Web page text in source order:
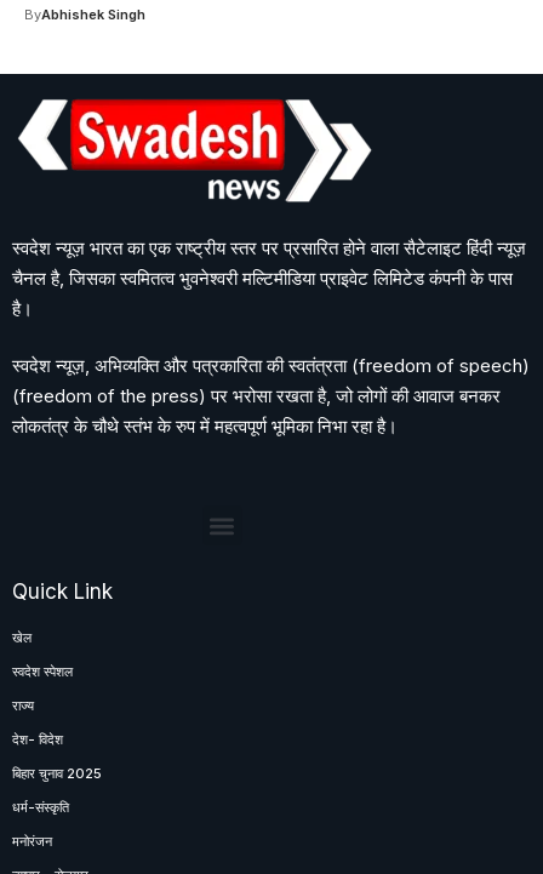
ByAbhishek Singh
स्वदेश न्यूज़ भारत का एक राष्ट्रीय स्तर पर प्रसारित होने वाला सैटेलाइट हिंदी न्यूज़
चैनल है, जिसका स्वमितत्व भुवनेश्वरी मल्टिमीडिया प्राइवेट लिमिटेड कंपनी के पास
है।
स्वदेश न्यूज़, अभिव्यक्ति और पत्रकारिता की स्वतंत्रता (freedom of speech)
(freedom of the press) पर भरोसा रखता है, जो लोगों की आवाज बनकर
लोकतंत्र के चौथे स्तंभ के रुप में महत्वपूर्ण भूमिका निभा रहा है।
Quick Link
खेल
स्वदेश स्पेशल
राज्य
देश- विदेश
बिहार चुनाव 2025
धर्म-संस्कृति
मनोरंजन